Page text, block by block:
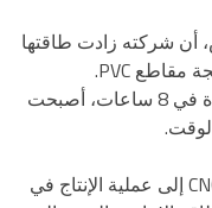
أن شركته زادت طاقتها
الإنتاجية بنسبة 100% مع دمج مركز معالجة مقاطع PVC.
رولومونت، التي كانت تُنتج سابقًا 30 نافذة في 8 ساعات، أصبحت
من المقرر إضافة آلة لحام وآلة تنظيف CNC إلى عملية الإنتاج في